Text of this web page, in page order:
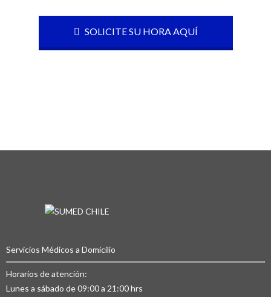
SOLICITE SU HORA AQUÍ
Servicios Médicos a Domicilio
Horarios de atención:
Lunes a sábado de 09:00 a 21:00 hrs